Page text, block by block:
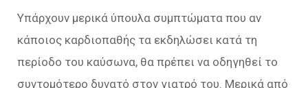
Υπάρχουν μερικά ύπουλα συμπτώματα που αν
κάποιος καρδιοπαθής τα εκδηλώσει κατά τη
περίοδο του καύσωνα, θα πρέπει να οδηγηθεί το
συντομότερο δυνατό στον γιατρό του. Μερικά από